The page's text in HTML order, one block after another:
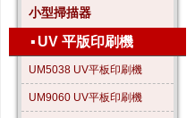
小型掃描器
▪ UV 平版印刷機
UM5038 UV平板印刷機
UM9060 UV平板印刷機